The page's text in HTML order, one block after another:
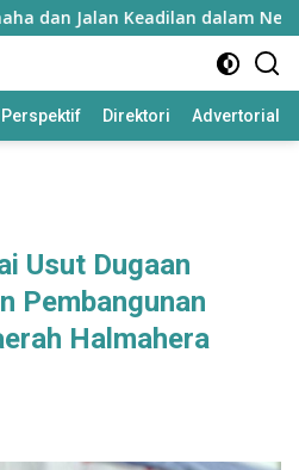
Jalan Keadilan dalam Negara
Perspektif Direktori Advertorial
Usut Dugaan
Pembangunan
Halmahera